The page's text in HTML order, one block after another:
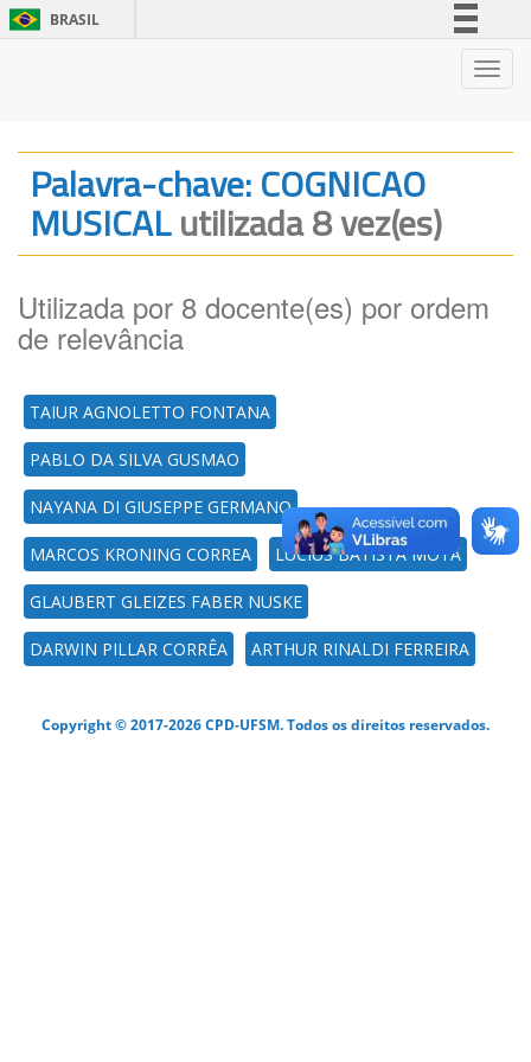
BRASIL
Legislação
Canais
Palavra-chave: COGNICAO
MUSICALutilizada 8 vez(es)
Utilizada por 8 docente(es) por ordem
de relevância
TAIUR AGNOLETTO FONTANA
PABLO DA SILVA GUSMAO
NAYANA DI GIUSEPPE GERMANO
MARCOS KRONING CORREA LÚCIUS BATISTA MOTA
GLAUBERT GLEIZES FABER NUSKE
DARWIN PILLAR CORRÊA ARTHUR RINALDI FERREIRA
Copyright © 2017-2026 CPD-UFSM. Todos os direitos reservados.